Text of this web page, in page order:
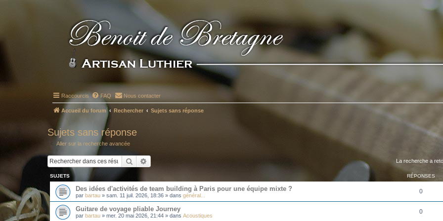
Raccourcis FAQ Nous contacter
Accueil du forum Rechercher Sujets sans réponse
Sujets sans réponse
Aller sur la recherche avancée
Rechercher La recherche a
SUJETS RÉPONSES
Des idées d'activités de team building à Paris pour une équipe mixte ?
par bartau » sam. 11 juil. 2026, 18:36 » dans général...
0
Guitare de voyage pliable Journey
par bartau » mer. 20 mai 2026, 21:44 » dans Acoustiques
0